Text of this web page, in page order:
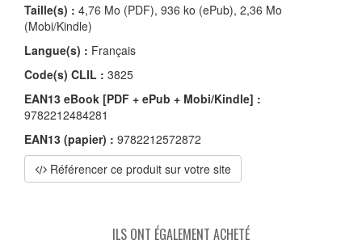
Taille(s) : 4,76 Mo (PDF), 936 ko (ePub), 2,36 Mo
(Mobi/Kindle)
Langue(s) : Français
Code(s) CLIL : 3825
EAN13 eBook [PDF + ePub + Mobi/Kindle] :
9782212484281
EAN13 (papier) : 9782212572872
Référencer ce produit sur votre site
ILS ONT ÉGALEMENT ACHETÉ